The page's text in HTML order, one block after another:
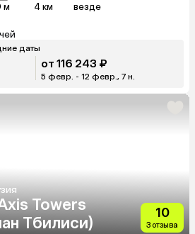
м 4 км везде
даты
от 116 243 ₽
5 февр. - 12 февр., 7 н.
Towers
Тбилиси)
10
3 отзыва